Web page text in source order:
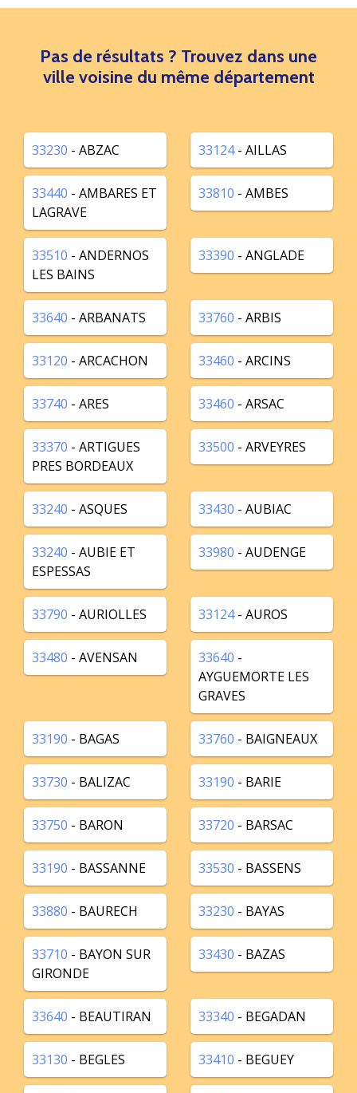
Pas de résultats ? Trouvez dans une
ville voisine du même département
33230 - ABZAC 33124- AILLAS
33440 - AMBARES ET
LAGRAVE
33810 - AMBES
33510 - ANDERNOS
LES BAINS
33390 - ANGLADE
33640 - ARBANATS 33760 - ARBIS
33120 - ARCACHON 33460 - ARCINS
33740 - ARES 33460 - ARSAC
33370 - ARTIGUES
PRES BORDEAUX
33500 - ARVEYRES
33240 - ASQUES 33430 - AUBIAC
33240 - AUBIE ET
ESPESSAS
33980 - AUDENGE
33790 - AURIOLLES 33124- AUROS
33480 - AVENSAN 33640 -
AYGUEMORTE LES
GRAVES
33190 - BAGAS 33760 - BAIGNEAUX
33730 - BALIZAC 33190 - BARIE
33750 - BARON 33720 - BARSAC
33190 - BASSANNE 33530 - BASSENS
33880 - BAURECH 33230 - BAYAS
33710 - BAYON SUR
GIRONDE
33430 - BAZAS
33640 - BEAUTIRAN 33340 - BEGADAN
33130 - BEGLES 33410 - BEGUEY